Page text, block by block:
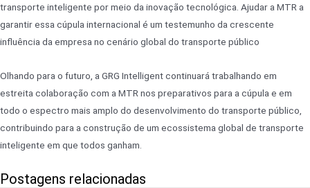
transporte inteligente por meio da inovação tecnológica. Ajudar a MTR a
garantir essa cúpula internacional é um testemunho da crescente
influência da empresa no cenário global do transporte público
Olhando para o futuro, a GRG Intelligent continuará trabalhando em
estreita colaboração com a MTR nos preparativos para a cúpula e em
todo o espectro mais amplo do desenvolvimento do transporte público,
contribuindo para a construção de um ecossistema global de transporte
inteligente em que todos ganham.
Postagens relacionadas